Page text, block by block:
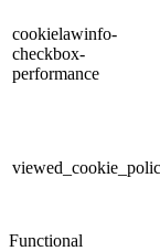
cookielawinfo-
checkbox-
performance
Functional